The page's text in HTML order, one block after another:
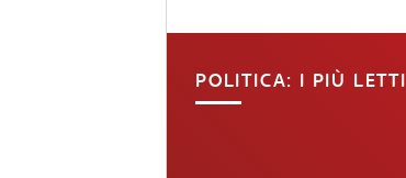
POLITICA: I PIÙ LETTI